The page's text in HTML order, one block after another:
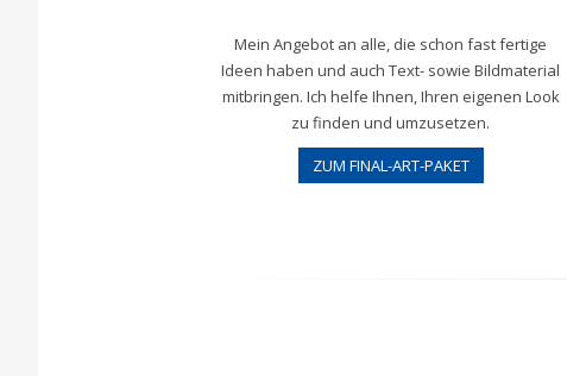
Mein Angebot an alle, die schon fast fertige
Ideen haben und auch Text- sowie Bildmaterial
mitbringen. Ich helfe Ihnen, Ihren eigenen Look
zu finden und umzusetzen.
ZUM FINAL-ART-PAKET